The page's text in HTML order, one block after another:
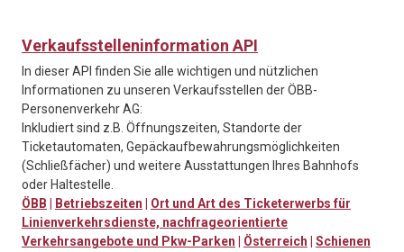
Verkaufsstelleninformation API
In dieser API finden Sie alle wichtigen und nützlichen
Informationen zu unseren Verkaufsstellen der ÖBB-
Personenverkehr AG:
Inkludiert sind z.B. Öffnungszeiten, Standorte der
Ticketautomaten, Gepäckaufbewahrungsmöglichkeiten
(Schließfächer) und weitere Ausstattungen Ihres Bahnhofs
oder Haltestelle.
ÖBB
Betriebszeiten
Ort und Art des Ticketerwerbs für
Linienverkehrsdienste, nachfrageorientierte
Verkehrsangebote und Pkw-Parken
Österreich Schienen